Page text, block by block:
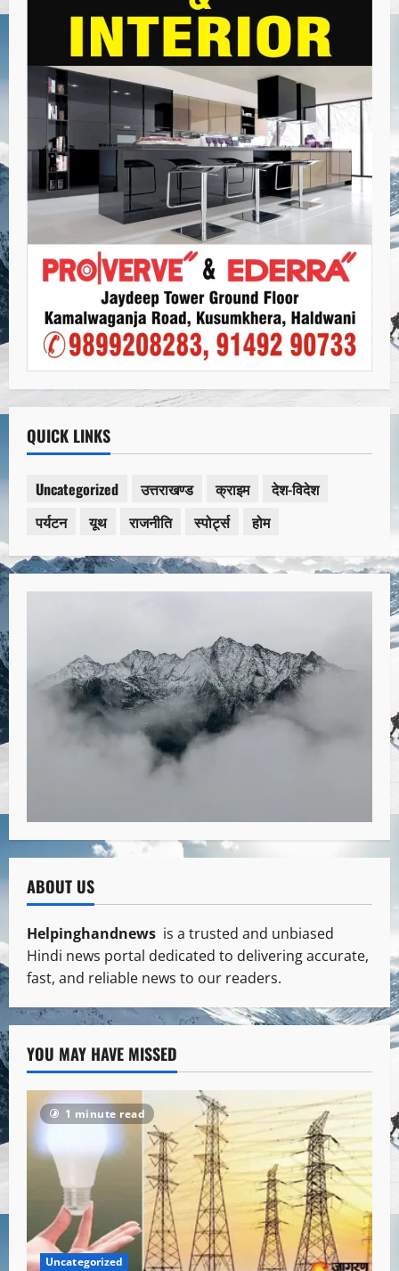
QUICK LINKS
Uncategorized उत्तराखण्ड क्राइम
देश-विदेश
पर्यटन
यूथ राजनीति स्पोर्ट्स होम
ABOUT US
Helpinghandnews is a trusted and unbiased
Hindi news portal dedicated to delivering accurate,
fast, and reliable news to our readers.
YOU MAY HAVE MISSED
1 minute read
Uncategorized